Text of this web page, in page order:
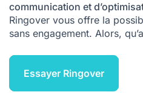
communication et
Ringover vous offre la
sans engagement. Alors,
Essayer Ringover